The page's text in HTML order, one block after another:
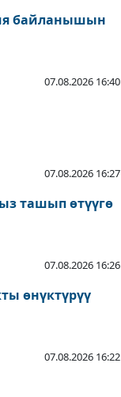
байланышын
07.08.2026 16:40
07.08.2026 16:27
ташып өтүүгө
07.08.2026 16:26
өнүктүрүү
07.08.2026 16:22